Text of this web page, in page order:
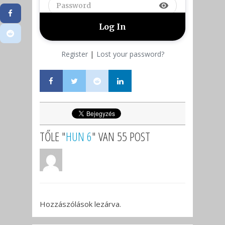
visibility
Register| Lost your password?
TŐLE "HUN 6" VAN 55 POST
Hozzászólások lezárva.